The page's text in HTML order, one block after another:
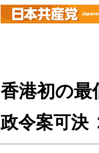
香港初の最
政令案可決